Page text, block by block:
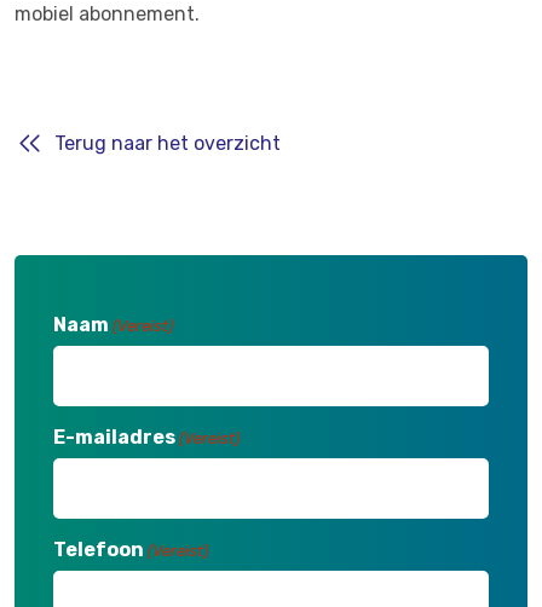
mobiel abonnement.
Terug naar het overzicht
Naam (Vereist)
E-mailadres (Vereist)
Telefoon (Vereist)